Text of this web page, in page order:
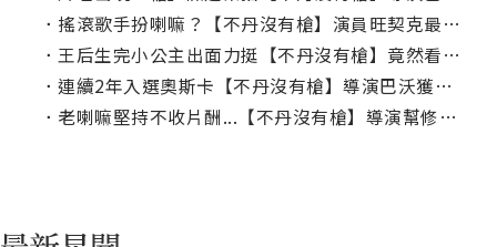
． 搖滾歌手扮喇嘛？【不丹沒有槍】演員旺契克最哈007
． 王后生完小公主出面力挺【不丹沒有槍】竟然看哭了！
． 連續2年入選奧斯卡【不丹沒有槍】導演巴沃獲讚「簡直奇蹟！」
． 老喇嘛堅持不收片酬...【不丹沒有槍】導演幫修建佛塔完成心願